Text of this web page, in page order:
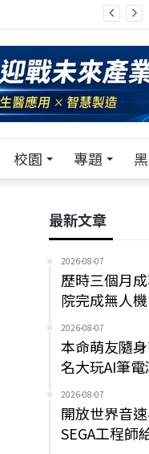
校園 專題
最新文章
2026-08-07
歷時三個月
院完成無人
2026-08-07
本命萌友隨
名大玩AI筆
2026-08-07
開放世界音
SEGA工程師